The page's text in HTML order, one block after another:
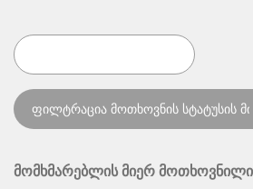
მომხმარებლის მიერ